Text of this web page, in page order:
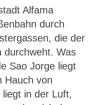
Alfama
durch
die der
durchweht. Was
Sao Jorge liegt
Hauch von
in der Luft,